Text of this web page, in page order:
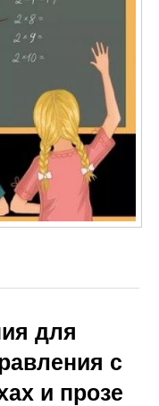
для
с
и прозе